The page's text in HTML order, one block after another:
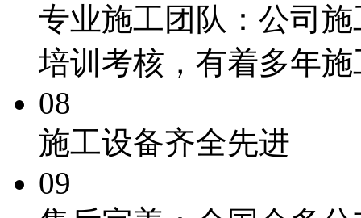
专业施工团队： 公司
培训考核，有着多年
08
施工设备齐全先进
09